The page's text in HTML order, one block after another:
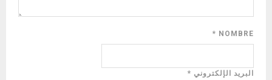
NOMBRE
*
البريد الإلكتروني *